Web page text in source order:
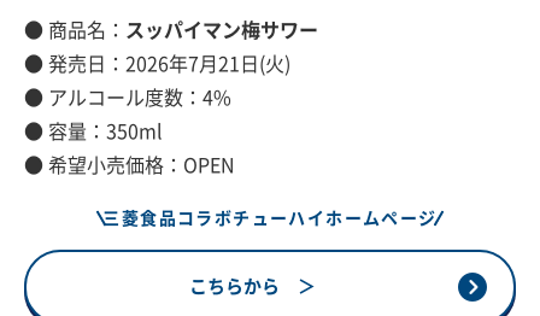
● 商品名： スッパイマン梅サワー
● 発売日：2026年7月21日(火)
● アルコール度数：4%
● 容量：350ml
● 希望小売価格：OPEN
三菱食品コラボチューハイホームページ
こちらから ＞